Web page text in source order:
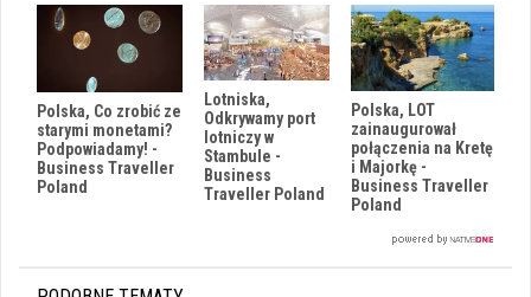
Polska, Co zrobić ze
starymi monetami?
Podpowiadamy! -
Business Traveller
Poland
Lotniska,
Odkrywamy port
lotniczy w
Stambule -
Business
Traveller Poland
Polska, LOT
zainaugurował
połączenia na Kretę
i Majorkę -
Business Traveller
Poland